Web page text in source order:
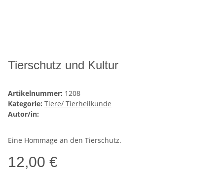
Tierschutz und Kultur
Artikelnummer: 1208
Kategorie: Tiere/ Tierheilkunde
Autor/in:
Eine Hommage an den Tierschutz.
12,00 €